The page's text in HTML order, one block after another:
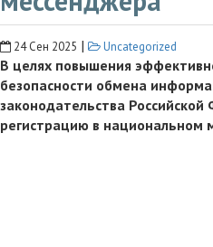
24 Сен 2025 | Uncategorized
В целях повышения
безопасности обмена
законодательства
регистрацию в